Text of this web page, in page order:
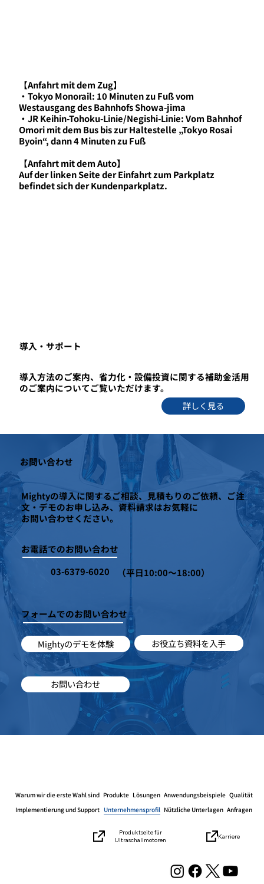
【Anfahrt mit dem Zug】
・Tokyo Monorail: 10 Minuten zu Fuß vom
Westausgang des Bahnhofs Showa-jima
・JR Keihin-Tohoku-Linie/Negishi-Linie: Vom Bahnhof
Omori mit dem Bus bis zur Haltestelle „Tokyo Rosai
Byoin“, dann 4 Minuten zu Fuß
【Anfahrt mit dem Auto】
Auf der linken Seite der Einfahrt zum Parkplatz
befindet sich der Kundenparkplatz.
導入方法のご案内、省力化・設備投資に関する補助金活用
のご案内についてご覧いただけます。
​導入・サポート
詳しく見る
お問い合わせ
Mightyの導入に関するご相談、見積もりのご依頼、ご注
文・デモのお申し込み、資料請求はお気軽に
お問い合わせください。
お電話でのお問い合わせ
03-6379-6020
（平日10:00～18:00）
フォームでのお問い合わせ
Mightyのデモを体験 お役立ち資料を入手
お問い合わせ
Warum wir die erste Wahl sind Produkte Lösungen Anwendungsbeispiele Qualität
Implementierung und Support Unternehmensprofil Nützliche Unterlagen Anfragen
Produktseite für
Ultraschallmotoren
Karriere